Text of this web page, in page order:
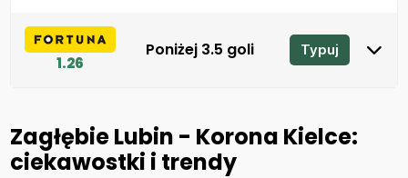
1.26
Poniżej 3.5 goli Typuj
Zagłębie Lubin - Korona Kielce:
ciekawostki i trendy